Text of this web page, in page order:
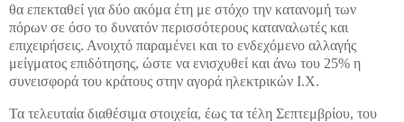
θα επεκταθεί για δύο ακόμα έτη με στόχο την κατανομή των
πόρων σε όσο το δυνατόν περισσότερους καταναλωτές και
επιχειρήσεις. Ανοιχτό παραμένει και το ενδεχόμενο αλλαγής
μείγματος επιδότησης, ώστε να ενισχυθεί και άνω του 25% η
συνεισφορά του κράτους στην αγορά ηλεκτρικών Ι.Χ.
Τα τελευταία διαθέσιμα στοιχεία, έως τα τέλη Σεπτεμβρίου, του